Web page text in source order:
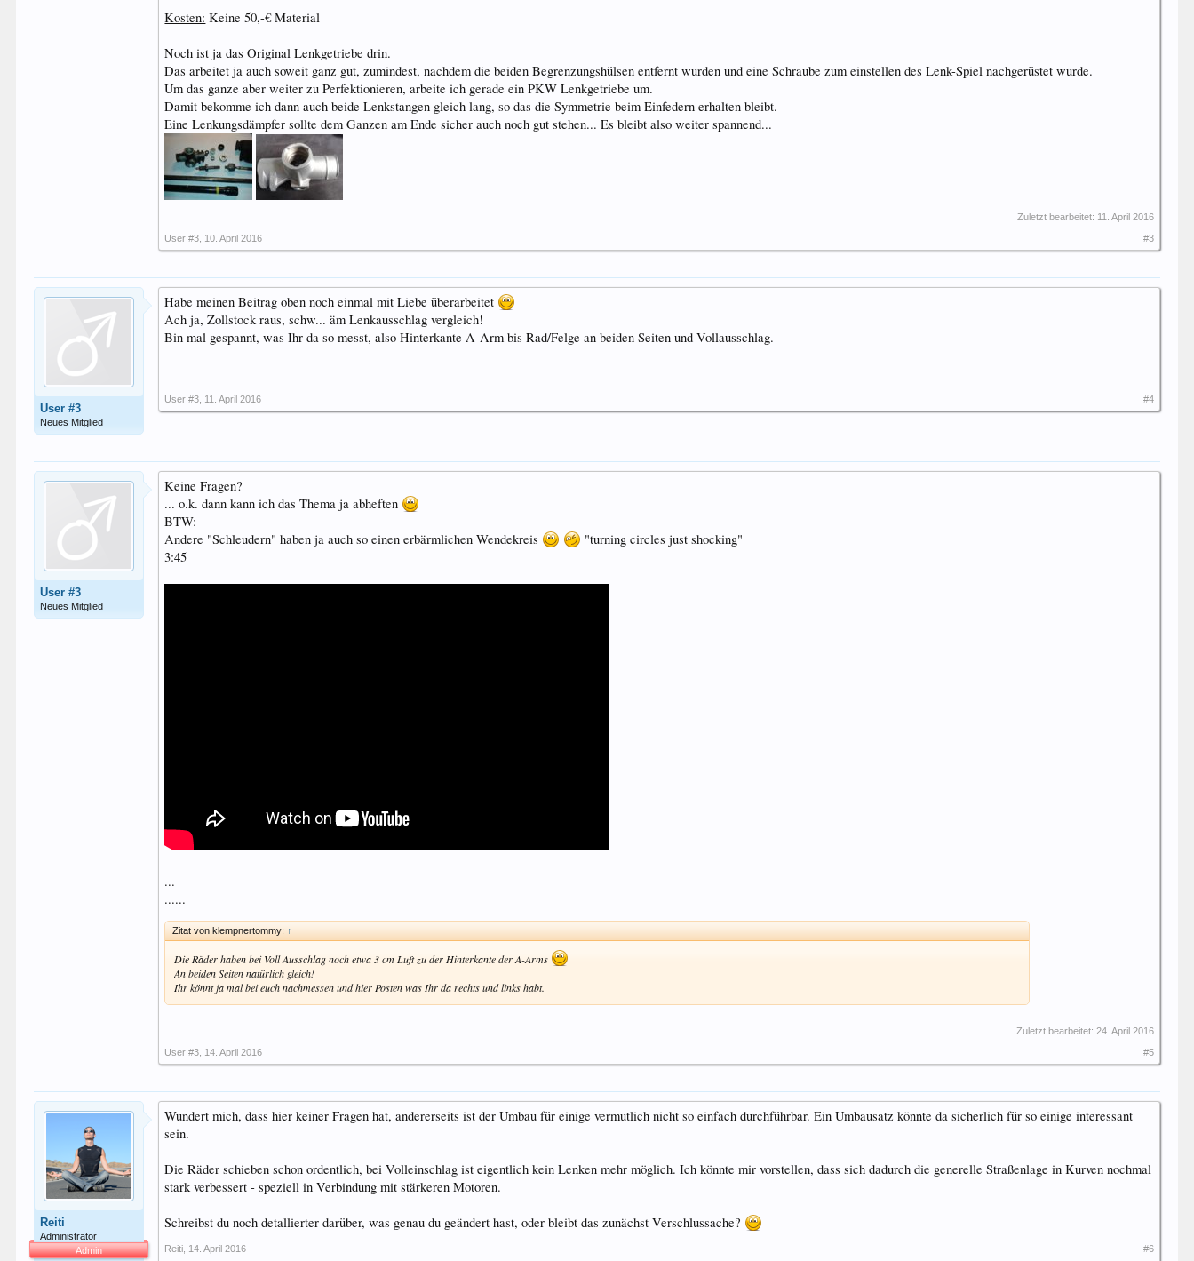
Kosten: Keine 50,-€ Material
Noch ist ja das Original Lenkgetriebe drin.
Das arbeitet ja auch soweit ganz gut, zumindest, nachdem die beiden Begrenzungshülsen entfernt wurden und eine Schraube zum einstellen des Lenk-Spiel nachgerüstet wurde.
Um das ganze aber weiter zu Perfektionieren, arbeite ich gerade ein PKW Lenkgetriebe um.
Damit bekomme ich dann auch beide Lenkstangen gleich lang, so das die Symmetrie beim Einfedern erhalten bleibt.
Eine Lenkungsdämpfer sollte dem Ganzen am Ende sicher auch noch gut stehen... Es bleibt also weiter spannend...
Zuletzt bearbeitet: 11. April 2016
User #3 10. April 2016 #3
User #3
Neues Mitglied
Habe meinen Beitrag oben noch einmal mit Liebe überarbeitet
Ach ja, Zollstock raus, schw... äm Lenkausschlag vergleich!
Bin mal gespannt, was Ihr da so messt, also Hinterkante A-Arm bis Rad/Felge an beiden Seiten und Vollausschlag.
User #3 11. April 2016 #4
User #3
Neues Mitglied
Keine Fragen?
... o.k. dann kann ich das Thema ja abheften
BTW:
Andere "Schleudern" haben ja auch so einen erbärmlichen Wendekreis
"turning circles just shocking"
3:45
...
......
Zitat von klempnertommy: ↑
Die Räder haben bei Voll Ausschlag noch etwa 3 cm Luft zu der Hinterkante der A-Arms
An beiden Seiten natürlich gleich!
Ihr könnt ja mal bei euch nachmessen und hier Posten was Ihr da rechts und links habt.
Zuletzt bearbeitet: 24. April 2016
User #3 14. April 2016 #5
Reiti
Administrator
Admin
Wundert mich, dass hier keiner Fragen hat, andererseits ist der Umbau für einige vermutlich nicht so einfach durchführbar. Ein Umbausatz könnte da sicherlich für so einige interessant
sein.
Die Räder schieben schon ordentlich, bei Volleinschlag ist eigentlich kein Lenken mehr möglich. Ich könnte mir vorstellen, dass sich dadurch die generelle Straßenlage in Kurven nochmal
stark verbessert - speziell in Verbindung mit stärkeren Motoren.
Schreibst du noch detallierter darüber, was genau du geändert hast, oder bleibt das zunächst Verschlussache?
Reiti 14. April 2016 #6